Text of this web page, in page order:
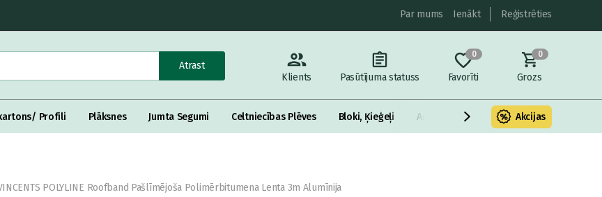
Par mums Ienākt Reģistrēties
Atrast
Klients
Pasūtījuma statuss
0
Favorīti
0
Grozs
Profili Plāksnes Jumta Segumi Celtniecības Plēves Bloki, Ķieģeļi Armatūra un metāls Fasādes
Akcijas
POLYLINE Roofband Pašlīmējoša Polimērbitumena Lenta 3m Alumīnija